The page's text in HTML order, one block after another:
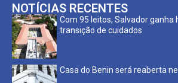
NOTÍCIAS RECENTES
Com 95 leitos, Salvador
transição de cuidados
Casa do Benin será reaberta